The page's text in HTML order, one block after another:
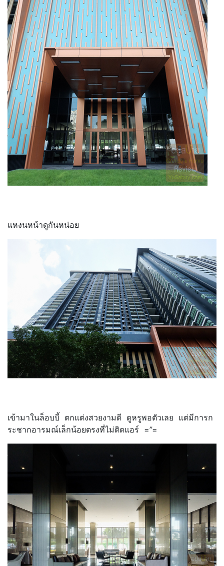
แหงนหน้าดูกันหน่อย
เข้ามาในล็อบบี้ ตกแต่งสวยงามดี ดูหรูพอตัวเลย แต่มีการก
ระชากอารมณ์เล็กน้อยตรงที่ไม่ติดแอร์ =”=